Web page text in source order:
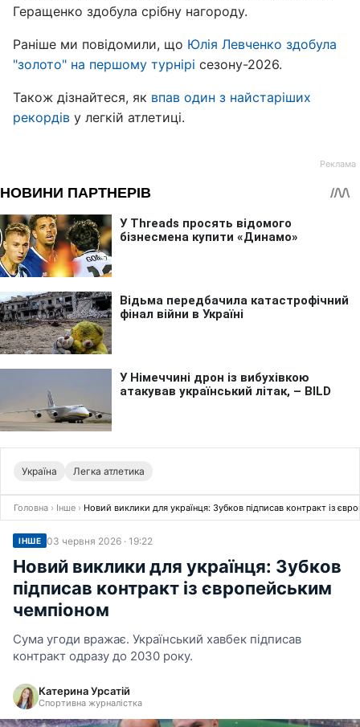
Геращенко здобула срібну нагороду.
Раніше ми повідомили, що Юлія Левченко здобула
"золото" на першому турнірі сезону-2026.
Також дізнайтеся, як впав один з найстаріших
рекордів у легкій атлетиці.
Україна Легка атлетика
Головна › Інше › Новий виклики для українця: Зубков підписав контракт із
ІНШЕ 03 червня 2026 · 19:22
Новий виклики для українця: Зубков
підписав контракт із європейським
чемпіоном
Сума угоди вражає. Український хавбек підписав
контракт одразу до 2030 року.
Катерина Урсатій
Спортивна журналістка